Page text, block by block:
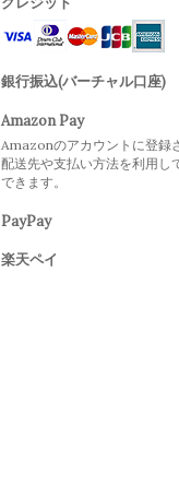
銀行振込(バーチャル口座)
Amazon Pay
Amazonのアカウントに登録
配送先や支払い方法を利用し
できます。
PayPay
楽天ペイ